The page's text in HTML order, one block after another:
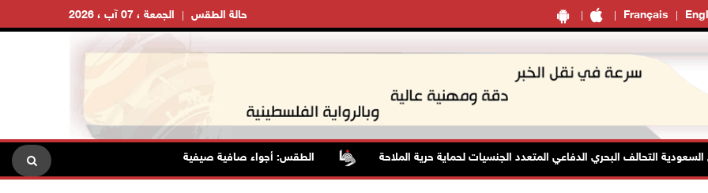
Français الجمعة ، 07 آب ، 2026 حالة الطقس
التحالف البحري الدفاعي المتعدد الجنسيات لحماية حرية الملاحة الطقس: أجواء صافية صيفية والحرارة حول معدلها العام